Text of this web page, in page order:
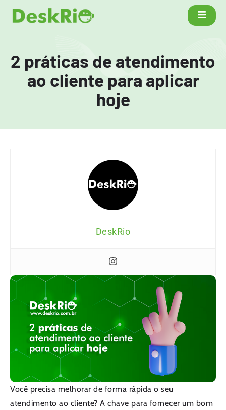
2 práticas de atendimento
ao cliente para aplicar
hoje
Você precisa melhorar de forma rápida o seu
atendimento ao cliente? A chave para fornecer um bom
DeskRio